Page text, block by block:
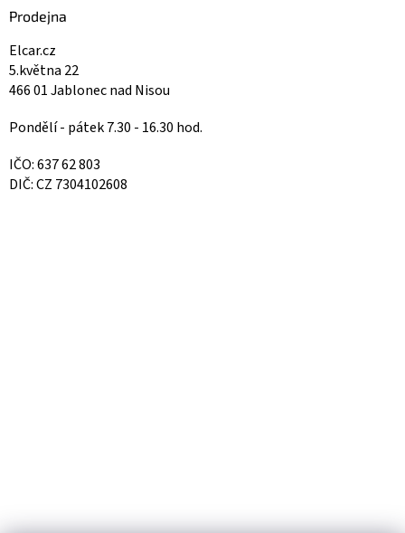
Prodejna
Elcar.cz
5.května 22
466 01 Jablonec nad Nisou
Pondělí - pátek 7.30 - 16.30 hod.
IČO: 637 62 803
DIČ: CZ 7304102608